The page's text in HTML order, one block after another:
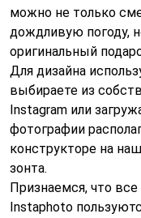
можно не только
дождливую погоду,
оригинальный
Для дизайна
выбираете из
Instagram или
фотографии
конструкторе на
зонта.
Признаемся, что
Instaphoto